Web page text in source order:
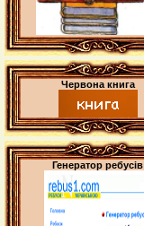
Червона книга
Генератор ребусів